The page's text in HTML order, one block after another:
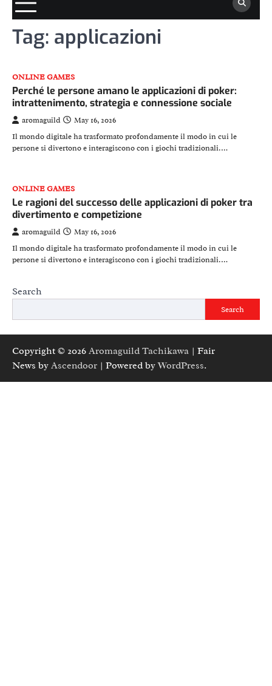
Tag: applicazioni
ONLINE GAMES
Perché le persone amano le applicazioni di poker:
intrattenimento, strategia e connessione sociale
aromaguild
May 16, 2026
Il mondo digitale ha trasformato profondamente il modo in cui le
persone si divertono e interagiscono con i giochi tradizionali.…
ONLINE GAMES
Le ragioni del successo delle applicazioni di poker tra
divertimento e competizione
aromaguild
May 16, 2026
Il mondo digitale ha trasformato profondamente il modo in cui le
persone si divertono e interagiscono con i giochi tradizionali.…
Search
Search
Copyright © 2026 Aromaguild Tachikawa | Fair
News by Ascendoor | Powered byWordPress.